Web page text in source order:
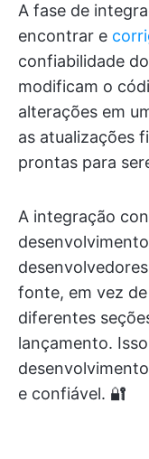
A fase de
encontrar e
confiabilidade
modificam o
alterações em
as atualizações
prontas para
A integração
fonte, em vez
diferentes
lançamento.
e confiável. 🔐